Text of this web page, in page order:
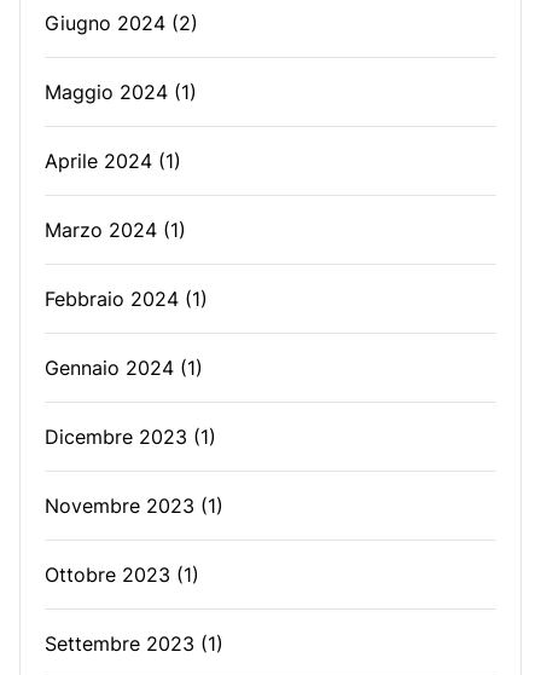
Giugno 2024 (2)
Maggio 2024 (1)
Aprile 2024 (1)
Marzo 2024 (1)
Febbraio 2024 (1)
Gennaio 2024 (1)
Dicembre 2023 (1)
Novembre 2023 (1)
Ottobre 2023 (1)
Settembre 2023 (1)